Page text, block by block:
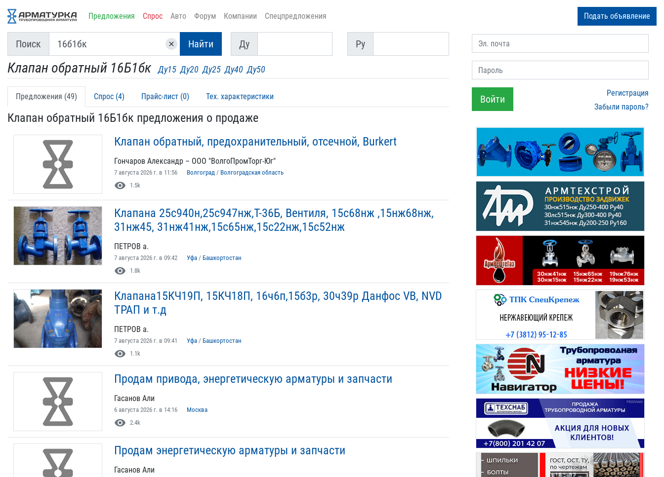
Предложения Спрос Авто Форум Компании Спецпредложения Подать объявление
Поиск clear Найти
Ду
Ду
Py
Py
Клапан обратный 16Б1бк Ду15 Ду20 Ду25 Ду40 Ду50
Предложения (49) Спрос (4) Прайс-лист (0) Тех. характеристики
Клапан обратный 16Б1бк предложения о продаже
Клапан обратный, предохранительный, отсечной, Burkert
Гончаров Александр – ООО "ВолгоПромТорг-Юг"
7 августа 2026 г. в 11:56 Волгоград / Волгоградская область
visibility 1.5k
Клапана 25с940н,25с947нж,Т-36Б, Вентиля, 15с68нж ,15нж68нж,
31нж45, 31нж41нж,15с65нж,15с22нж,15с52нж
ПЕТРОВ а.
7 августа 2026 г. в 09:42 Уфа / Башкортостан
visibility 1.8k
Клапана15КЧ19П, 15КЧ18П, 16ч6п,15б3р, 30ч39р Данфос VB, NVD
ТРАП и т.д
ПЕТРОВ а.
7 августа 2026 г. в 09:41 Уфа / Башкортостан
visibility 1.1k
Продам привода, энергетическую арматуры и запчасти
Гасанов Али
6 августа 2026 г. в 14:16 Москва
visibility 2.4k
Продам энергетическую арматуры и запчасти
Гасанов Али
Эл. почта
Пароль
Войти
Регистрация
Забыли пароль?